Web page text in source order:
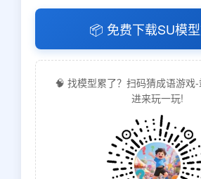
📦 免费下载SU模
🧠 找模型累了？扫码猜成语游戏
进来玩一玩!